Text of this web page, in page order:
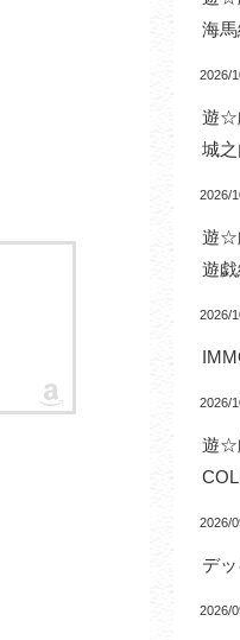
海
2026/
遊☆
城
2026/
遊☆
遊
2026/
2026/
遊☆
2026/
デ
2026/